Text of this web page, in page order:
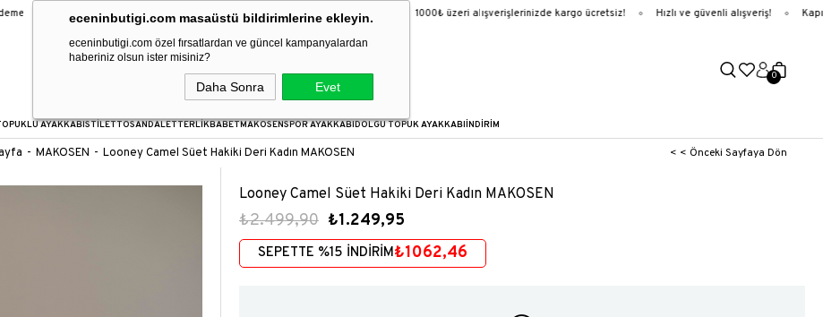
eceninbutigi.com masaüstü bildirimlerine ekleyin.
eceninbutigi.com özel fırsatlardan ve güncel kampanyalardan
haberiniz olsun ister misiniz?
Daha Sonra Evet
9 Taksit Fırsatı 16:00’a kadar verilen siparişler aynı gün kargoda! 1000₺ üzeri alışverişlerinizde kargo ücretsiz! Hızlı ve güvenli alışveriş!
0
AYAKKABISTİLETTOSANDALETTERLİKBABETMAKOSENSPOR AYAKKABIDOLGU TOPUK AYAKKABIİNDİRİM
MAKOSEN Looney Camel Süet Hakiki Deri Kadın MAKOSEN < < Önceki Sayfaya Dön
Looney Camel Süet Hakiki Deri Kadın MAKOSEN
₺2.499,90 ₺1.249,95
SEPETTE %15 İNDİRİM₺1062,46